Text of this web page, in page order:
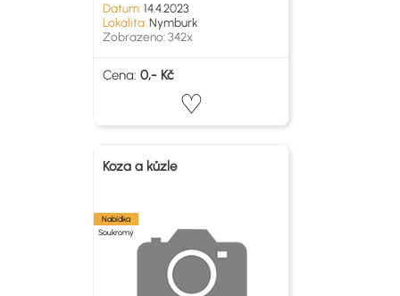
Datum:14.4.2023
Lokalita:Nymburk
Zobrazeno: 342x
Cena: 0,- Kč
Koza a kůzle
Nabídka
Soukromý